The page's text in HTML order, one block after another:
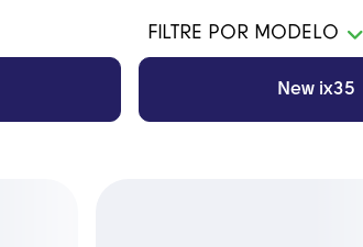
FILTRE POR MODELO
New ix35